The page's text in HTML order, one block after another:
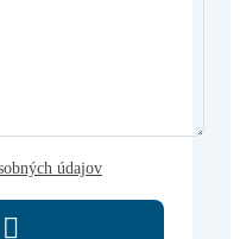
údajov